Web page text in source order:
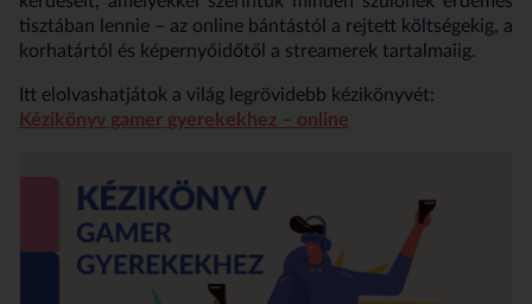
tisztában lennie – az online bántástól a rejtett költségekig, a
korhatártól és képernyőidőtől a streamerek tartalmaiig.
Itt elolvashatjátok a világ legrövidebb kézikönyvét:
Kézikönyv gamer gyerekekhez – online